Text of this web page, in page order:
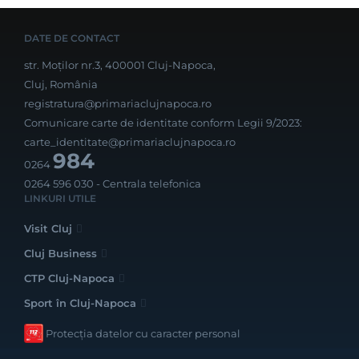
DATE DE CONTACT
str. Moților nr.3, 400001 Cluj-Napoca,
Cluj, România
registratura@primariaclujnapoca.ro
Comunicare carte de identitate conform Legii 9/2023:
carte_identitate@primariaclujnapoca.ro
0264984
0264 596 030 - Centrala telefonica
LINKURI UTILE
Visit Cluj
Cluj Business
CTP Cluj-Napoca
Sport în Cluj-Napoca
Protecția datelor cu caracter personal